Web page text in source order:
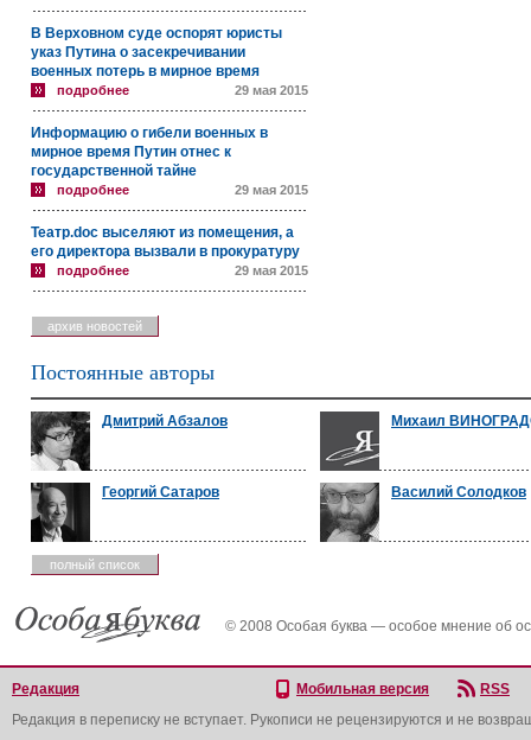
В Верховном суде оспорят юристы
указ Путина о засекречивании
военных потерь в мирное время
подробнее 29 мая 2015
Информацию о гибели военных в
мирное время Путин отнес к
государственной тайне
подробнее 29 мая 2015
Театр.doc выселяют из помещения, а
его директора вызвали в прокуратуру
подробнее 29 мая 2015
архив новостей
Постоянные авторы
Дмитрий Абзалов Михаил
Георгий Сатаров Василий Солодков
полный список
© 2008 Особая буква — особое мнение об
Редакция Мобильная версия
RSS
Редакция в переписку не вступает. Рукописи не рецензируются и не